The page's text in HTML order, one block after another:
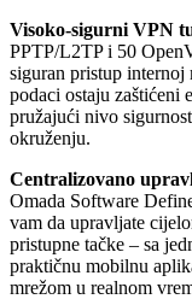
Visoko-sigurni VPN
PPTP/L2TP i 50
siguran pristup
podaci ostaju zaštićeni
pružajući nivo
okruženju.
Centralizovano
Omada Software
vam da upravljate
pristupne tačke – sa
praktičnu mobilnu
mrežom u realnom